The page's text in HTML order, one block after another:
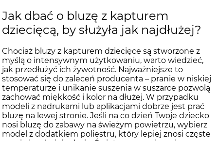
Jak dbać o bluzę z kapturem
dziecięcą, by służyła jak najdłużej?
Chociaż bluzy z kapturem dziecięce są stworzone z
myślą o intensywnym użytkowaniu, warto wiedzieć,
jak przedłużyć ich żywotność. Najważniejsze to
stosować się do zaleceń producenta – pranie w niskiej
temperaturze i unikanie suszenia w suszarce pozwolą
zachować miękkość i kolor na dłużej. W przypadku
modeli z nadrukami lub aplikacjami dobrze jest prać
bluzę na lewej stronie. Jeśli na co dzień Twoje dziecko
nosi bluzę do zabawy na świeżym powietrzu, wybierz
model z dodatkiem poliestru, który lepiej znosi częste